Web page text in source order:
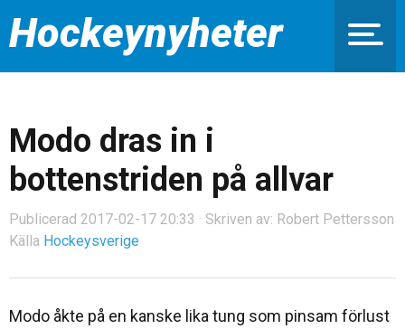
Hockeynyheter
Modo dras in i
bottenstriden på allvar
Publicerad 2017-02-17 20:33 · Skriven av: Robert Pettersson
Källa Hockeysverige
Modo åkte på en kanske lika tung som pinsam förlust